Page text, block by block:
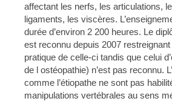
affectant les nerfs, les articulations,
ligaments, les viscères.
durée d’environ 2 200 heures. Le
est reconnu depuis 2007
pratique de celle-ci tandis que celui
de l ostéopathie) n’est pas reconnu.
comme l’étiopathe ne sont pas
manipulations vertébrales au sens